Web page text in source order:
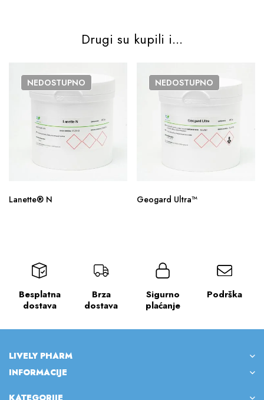
Drugi su kupili i...
NEDOSTUPNO
Lanette® N
NEDOSTUPNO
Geogard Ultra™
Besplatna
dostava
Brza
dostava
Sigurno
plaćanje
Podrška
LIVELY PHARM
INFORMACIJE
KATEGORIJE